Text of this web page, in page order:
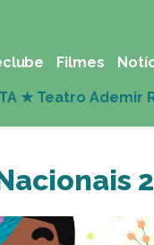
Filmes